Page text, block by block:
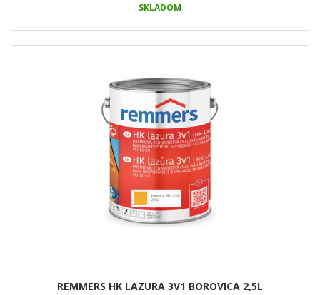
SKLADOM
REMMERS HK LAZURA 3V1 BOROVICA 2,5L